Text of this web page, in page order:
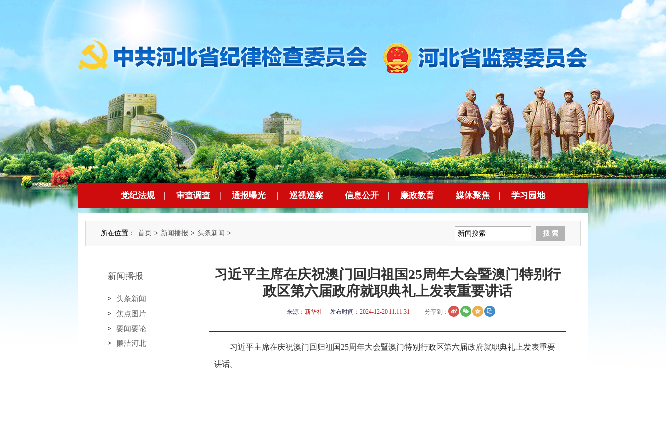
党纪法规 | 审查调查 | 通报曝光 | 巡视巡察 | 信息公开 | 廉政教育 | 媒体聚焦 | 学习园地
所在位置： 首页 > 新闻播报 > 头条新闻 >
新闻播报
头条新闻
焦点图片
要闻要论
廉洁河北
习近平主席在庆祝澳门回归祖国25周年大会暨澳门特别行
政区第六届政府就职典礼上发表重要讲话
来源： 新华社 发布时间： 2024-12-20 11:11:31 分享到：
习近平主席在庆祝澳门回归祖国25周年大会暨澳门特别行政区第六届政府就职典礼上发表重要
讲话。